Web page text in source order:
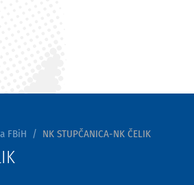
FBiH NK STUPČANICA-NK ČELIK